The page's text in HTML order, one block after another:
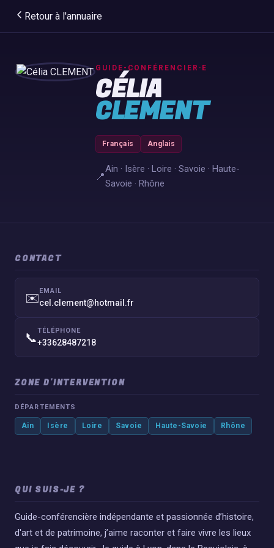
Retour à l'annuaire
GUIDE-CONFÉRENCIER·E
CÉLIA
CLEMENT
Français Anglais
📍
Ain · Isère · Loire · Savoie · Haute-
Savoie · Rhône
QUI SUIS-JE ?
Guide-conférencière indépendante et passionnée d’histoire,
d'art et de patrimoine, j’aime raconter et faire vivre les lieux
CONTACT
✉️EMAIL
cel.clement@hotmail.fr
📞TÉLÉPHONE
+33628487218
ZONE D'INTERVENTION
DÉPARTEMENTS
Ain Isère Loire Savoie Haute-Savoie Rhône